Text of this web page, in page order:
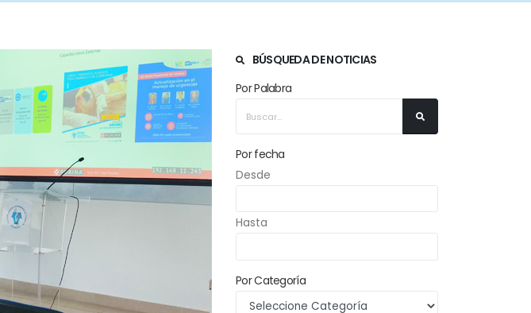
BÚSQUEDA DE NOTICIAS
Por Palabra
Por fecha
Desde
Hasta
Por Categoría